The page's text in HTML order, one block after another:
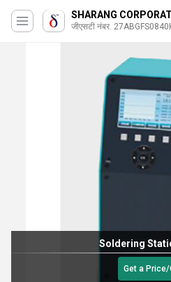
SHARANG
जीएसटी नंबर.
Soldering
Get a